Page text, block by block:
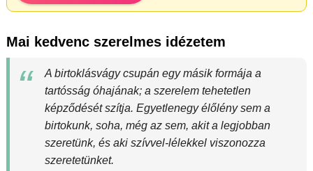
Mai kedvenc szerelmes idézetem
A birtoklásvágy csupán egy másik formája a
tartósság óhajának; a szerelem tehetetlen
képződését szítja. Egyetlenegy élőlény sem a
birtokunk, soha, még az sem, akit a legjobban
szeretünk, és aki szívvel-lélekkel viszonozza
szeretetünket.